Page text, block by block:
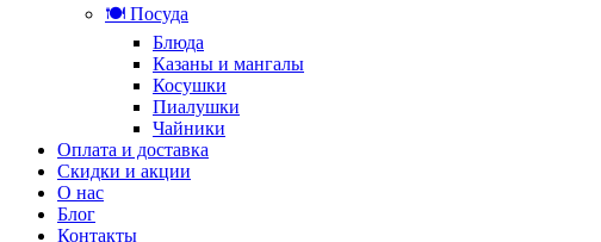
🍽️ Посуда
Блюда
Казаны и мангалы
Косушки
Пиалушки
Чайники
Оплата и доставка
Скидки и акции
О нас
Блог
Контакты